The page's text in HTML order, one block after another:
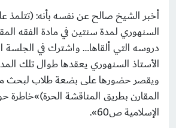
أخبر الشيخ صالح عن نفسه بأنه: (تتلمذ
السنهوري لمدة سنتين في مادة الفقه
دروسه التي ألقاها… واشترك في الجلسة
الأستاذ السنهوري يعقدها طوال تلك
ويقصر حضورها على بضعة طلاب لبحث
المقارن بطريق المناقشة الحرة)»خاطرة
الإسلامية ص60».